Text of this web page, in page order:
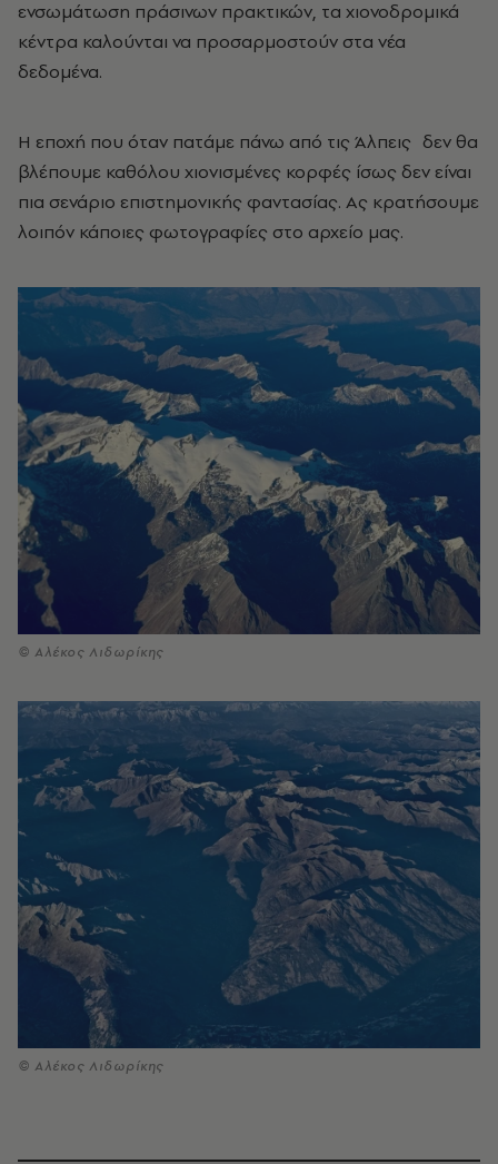
ενσωμάτωση πράσινων πρακτικών, τα χιονοδρομικά
κέντρα καλούνται να προσαρμοστούν στα νέα
δεδομένα.
Η εποχή που όταν πατάμε πάνω από τις Άλπεις δεν θα
βλέπουμε καθόλου χιονισμένες κορφές ίσως δεν είναι
πια σενάριο επιστημονικής φαντασίας. Ας κρατήσουμε
λοιπόν κάποιες φωτογραφίες στο αρχείο μας.
© Αλέκος Λιδωρίκης
© Αλέκος Λιδωρίκης